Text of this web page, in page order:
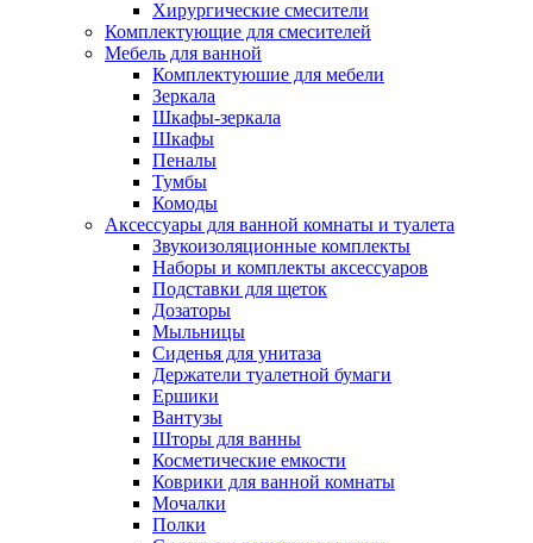
Хирургические смесители
Комплектующие для смесителей
Мебель для ванной
Комплектуюшие для мебели
Зеркала
Шкафы-зеркала
Шкафы
Пеналы
Тумбы
Комоды
Аксессуары для ванной комнаты и туалета
Звукоизоляционные комплекты
Наборы и комплекты аксессуаров
Подставки для щеток
Дозаторы
Мыльницы
Сиденья для унитаза
Держатели туалетной бумаги
Ершики
Вантузы
Шторы для ванны
Косметические емкости
Коврики для ванной комнаты
Мочалки
Полки